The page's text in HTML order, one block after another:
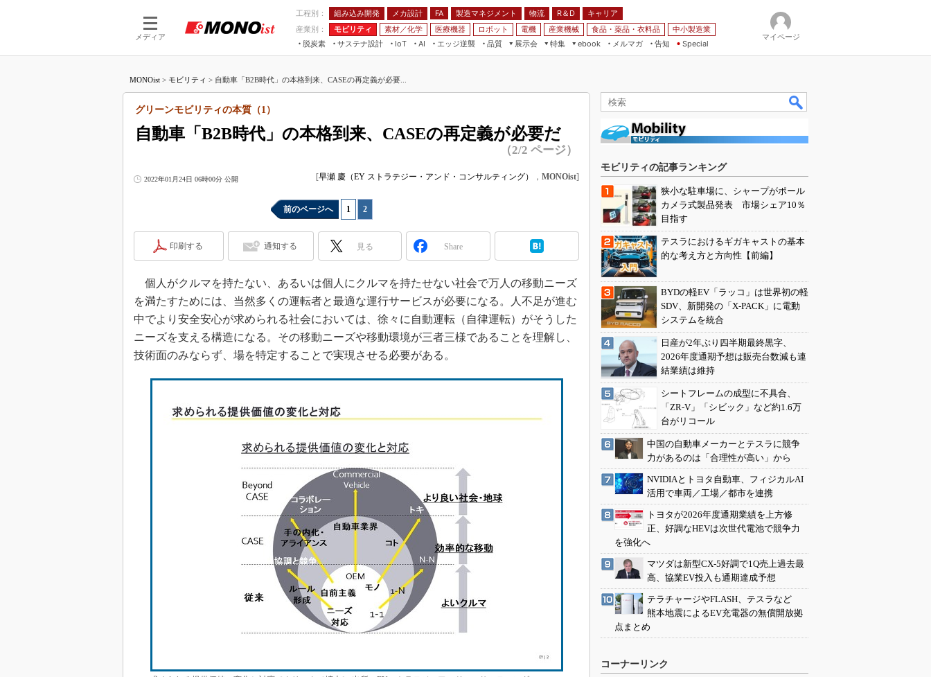
メディア
工程別： 組み込み開発 メカ設計 FA 製造マネジメント 物流 R＆D
キャリア
産業別：
モビリティ 素材／化学 医療機器 ロボット 電機 産業機械 食品・薬品・衣料品
中小製造業
脱炭素
サステナ設計
IoT
つながる工場
AI
AI×設備保全
エッジ逆襲 品質
展示会
JIMTOF
IIFES
ジャパンモビリティショー
スマート工場EXPO
EdgeTech+
日本ものづくりワールド
AUTOMOTIVE WORLD
産業オープンネット展
特集
フィールドサービス
Windows Embedded
車載ソフト開発
3Dプリンタ
デジタルツインとCAE
S＆OP
インダストリー4.0
製造業ビッグデータ
知財マネジメント
海外生産
グローバル設計・開発
制御セキュリティ
新型コロナへの対応
ebook
FA
モビリティ
メルマガ
告知 Special
マイページ
MONOist > モビリティ > 自動車「B2B時代」の本格到来、CASEの再定義が必要...
自動車「B2B時代」の本格到来、CASEの再定義が必要だ
グリーンモビリティの本質（1）
（2/2 ページ）
2022年01月24日 06時00分 公開 [早瀬 慶（EY ストラテジー・アンド・コンサルティング） ， MONOist]
前のページへ 1 2
印刷する 通知する 見る Share
個人がクルマを持たない、あるいは個人にクルマを持たせない社会で万人の移動ニーズ
を満たすためには、当然多くの運転者と最適な運行サービスが必要になる。人不足が進む
中でより安全安心が求められる社会においては、徐々に自動運転（自律運転）がそうした
ニーズを支える構造になる。その移動ニーズや移動環境が三者三様であることを理解し、
技術面のみならず、場を特定することで実現させる必要がある。
モビリティの記事ランキング
狭小な駐車場に、シャープがポール
カメラ式製品発表 市場シェア10％
目指す
テスラにおけるギガキャストの基本
的な考え方と方向性【前編】
BYDの軽EV「ラッコ」は世界初の軽
SDV、新開発の「X-PACK」に電動
システムを統合
日産が2年ぶり四半期最終黒字、
2026年度通期予想は販売台数減も連
結業績は維持
シートフレームの成型に不具合、
「ZR-V」「シビック」など約1.6万
台がリコール
中国の自動車メーカーとテスラに競争
力があるのは「合理性が高い」から
NVIDIAとトヨタ自動車、フィジカルAI
活用で車両／工場／都市を連携
トヨタが2026年度通期業績を上方修
正、好調なHEVは次世代電池で競争力
を強化へ
マツダは新型CX-5好調で1Q売上過去最
高、協業EV投入も通期達成予想
テラチャージやFLASH、テスラなど
熊本地震によるEV充電器の無償開放拠
点まとめ
コーナーリンク